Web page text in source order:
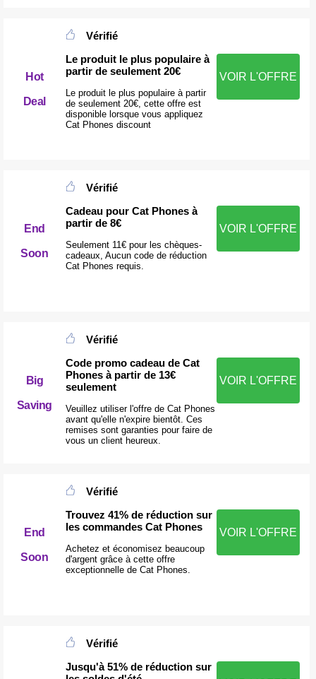
Hot
Deal
Vérifié
Le produit le plus populaire à
partir de seulement 20€
Le produit le plus populaire à partir
de seulement 20€, cette offre est
disponible lorsque vous appliquez
Cat Phones discount
VOIR L'OFFRE
End
Soon
Vérifié
Cadeau pour Cat Phones à
partir de 8€
Seulement 11€ pour les chèques-
cadeaux, Aucun code de réduction
Cat Phones requis.
VOIR L'OFFRE
Big
Saving
Vérifié
Code promo cadeau de Cat
Phones à partir de 13€
seulement
Veuillez utiliser l'offre de Cat Phones
avant qu'elle n'expire bientôt. Ces
remises sont garanties pour faire de
vous un client heureux.
VOIR L'OFFRE
End
Soon
Vérifié
Trouvez 41% de réduction sur
les commandes Cat Phones
Achetez et économisez beaucoup
d'argent grâce à cette offre
exceptionnelle de Cat Phones.
VOIR L'OFFRE
Vérifié
Jusqu'à 51% de réduction sur